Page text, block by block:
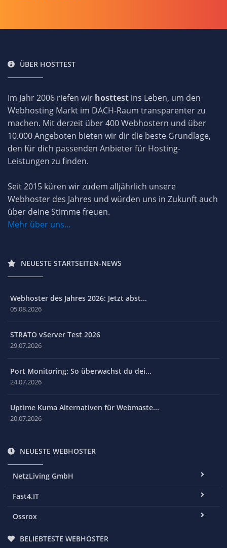
ÜBER HOSTTEST
Im Jahr 2006 riefen wir hosttest ins Leben, um den
Webhosting Markt im DACH-Raum transparenter zu
machen. Mit derzeit über 400 Webhostern und über
10.000 Angeboten bieten wir dir die beste Grundlage,
den für dich passenden Anbieter für Hosting-
Leistungen zu finden.
Seit 2015 küren wir zudem alljährlich unsere
Webhoster des Jahres und würden uns in Zukunft auch
über deine Stimme freuen.
Mehr über uns...
NEUESTE STARTSEITEN-NEWS
Webhoster des Jahres 2026: Jetzt abst...
05.08.2026
STRATO vServer Test 2026
29.07.2026
Port Monitoring: So überwachst du dei...
24.07.2026
Uptime Kuma Alternativen für Webmaste...
20.07.2026
NEUESTE WEBHOSTER
NetzLiving GmbH
Fast4.IT
Ossrox
BELIEBTESTE WEBHOSTER